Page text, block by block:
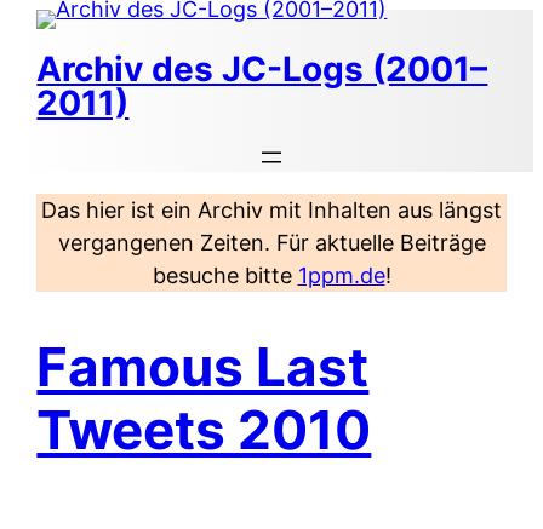
Zum
Inhalt
springen
Archiv des JC-Logs (2001–
2011)
Das hier ist ein Archiv mit Inhalten aus längst
vergangenen Zeiten. Für aktuelle Beiträge
besuche bitte 1ppm.de!
Famous Last
Tweets 2010